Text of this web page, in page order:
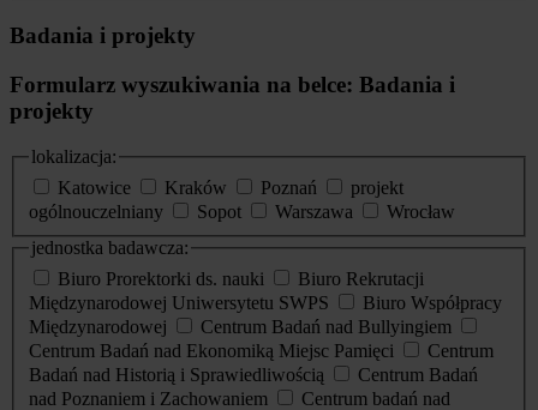
Badania i projekty
Formularz wyszukiwania na belce: Badania i
projekty
lokalizacja:
Katowice
Kraków Poznań
projekt
ogólnouczelniany
Sopot Warszawa
Wrocław
jednostka badawcza:
Biuro Prorektorki ds. nauki
Biuro Rekrutacji
Międzynarodowej Uniwersytetu SWPS
Biuro Współpracy
Międzynarodowej
Centrum Badań nad Bullyingiem
Centrum Badań nad Ekonomiką Miejsc Pamięci
Centrum
Badań nad Historią i Sprawiedliwością
Centrum Badań
nad Poznaniem i Zachowaniem
Centrum badań nad